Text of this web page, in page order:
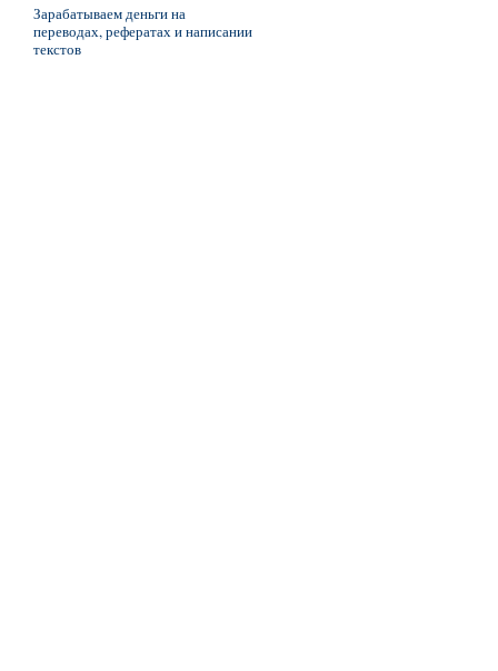
Зарабатываем деньги на
переводах, рефератах и написании
текстов